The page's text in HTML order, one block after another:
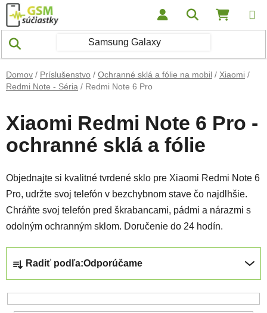
Prejsť na obsah Hľadať
Domov / Príslušenstvo / Ochranné sklá a fólie na mobil / Xiaomi /
Redmi Note - Séria / Redmi Note 6 Pro
Xiaomi Redmi Note 6 Pro -
ochranné sklá a fólie
Objednajte si kvalitné tvrdené sklo pre Xiaomi Redmi Note 6
Pro, udržte svoj telefón v bezchybnom stave čo najdlhšie.
Chráňte svoj telefón pred škrabancami, pádmi a nárazmi s
odolným ochranným sklom. Doručenie do 24 hodín.
Radiť podľa:Odporúčame